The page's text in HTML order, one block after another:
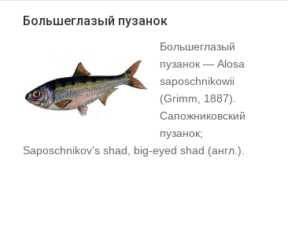
Большеглазый пузанок
Большеглазый
пузанок — Alosa
saposchnikowii
(Grimm, 1887).
Сапожниковский
пузанок;
Saposchnikov's shad, big-eyed shad (англ.).